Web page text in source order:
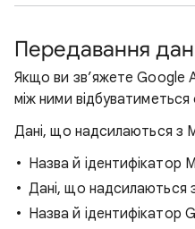
Передавання
Якщо ви зв’яжете Google
між ними
Дані, що надсилаються з
Назва й ідентифікатор
Дані, що надсилаються
Назва й ідентифікатор